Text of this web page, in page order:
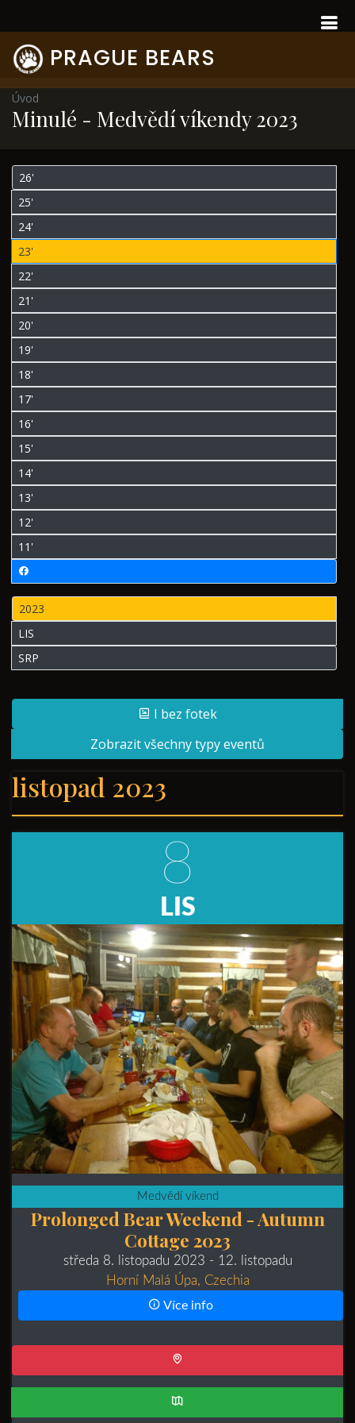
PRAGUE BEARS
Úvod
Minulé - Medvědí víkendy 2023
26'
25'
24'
23'
22'
21'
20'
19'
18'
17'
16'
15'
14'
13'
12'
11'
2023
LIS
SRP
I bez fotek
Zobrazit všechny typy eventů
listopad 2023
8
LIS
Medvědí víkend
Prolonged Bear Weekend - Autumn
Cottage 2023
středa 8. listopadu 2023 - 12. listopadu
Horní Malá Úpa, Czechia
Více info